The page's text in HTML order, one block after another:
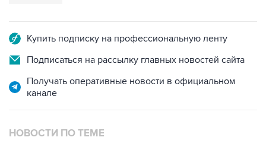
Купить подписку на профессиональную ленту
Подписаться на рассылку главных новостей сайта
Получать оперативные новости в официальном
канале
НОВОСТИ ПО ТЕМЕ